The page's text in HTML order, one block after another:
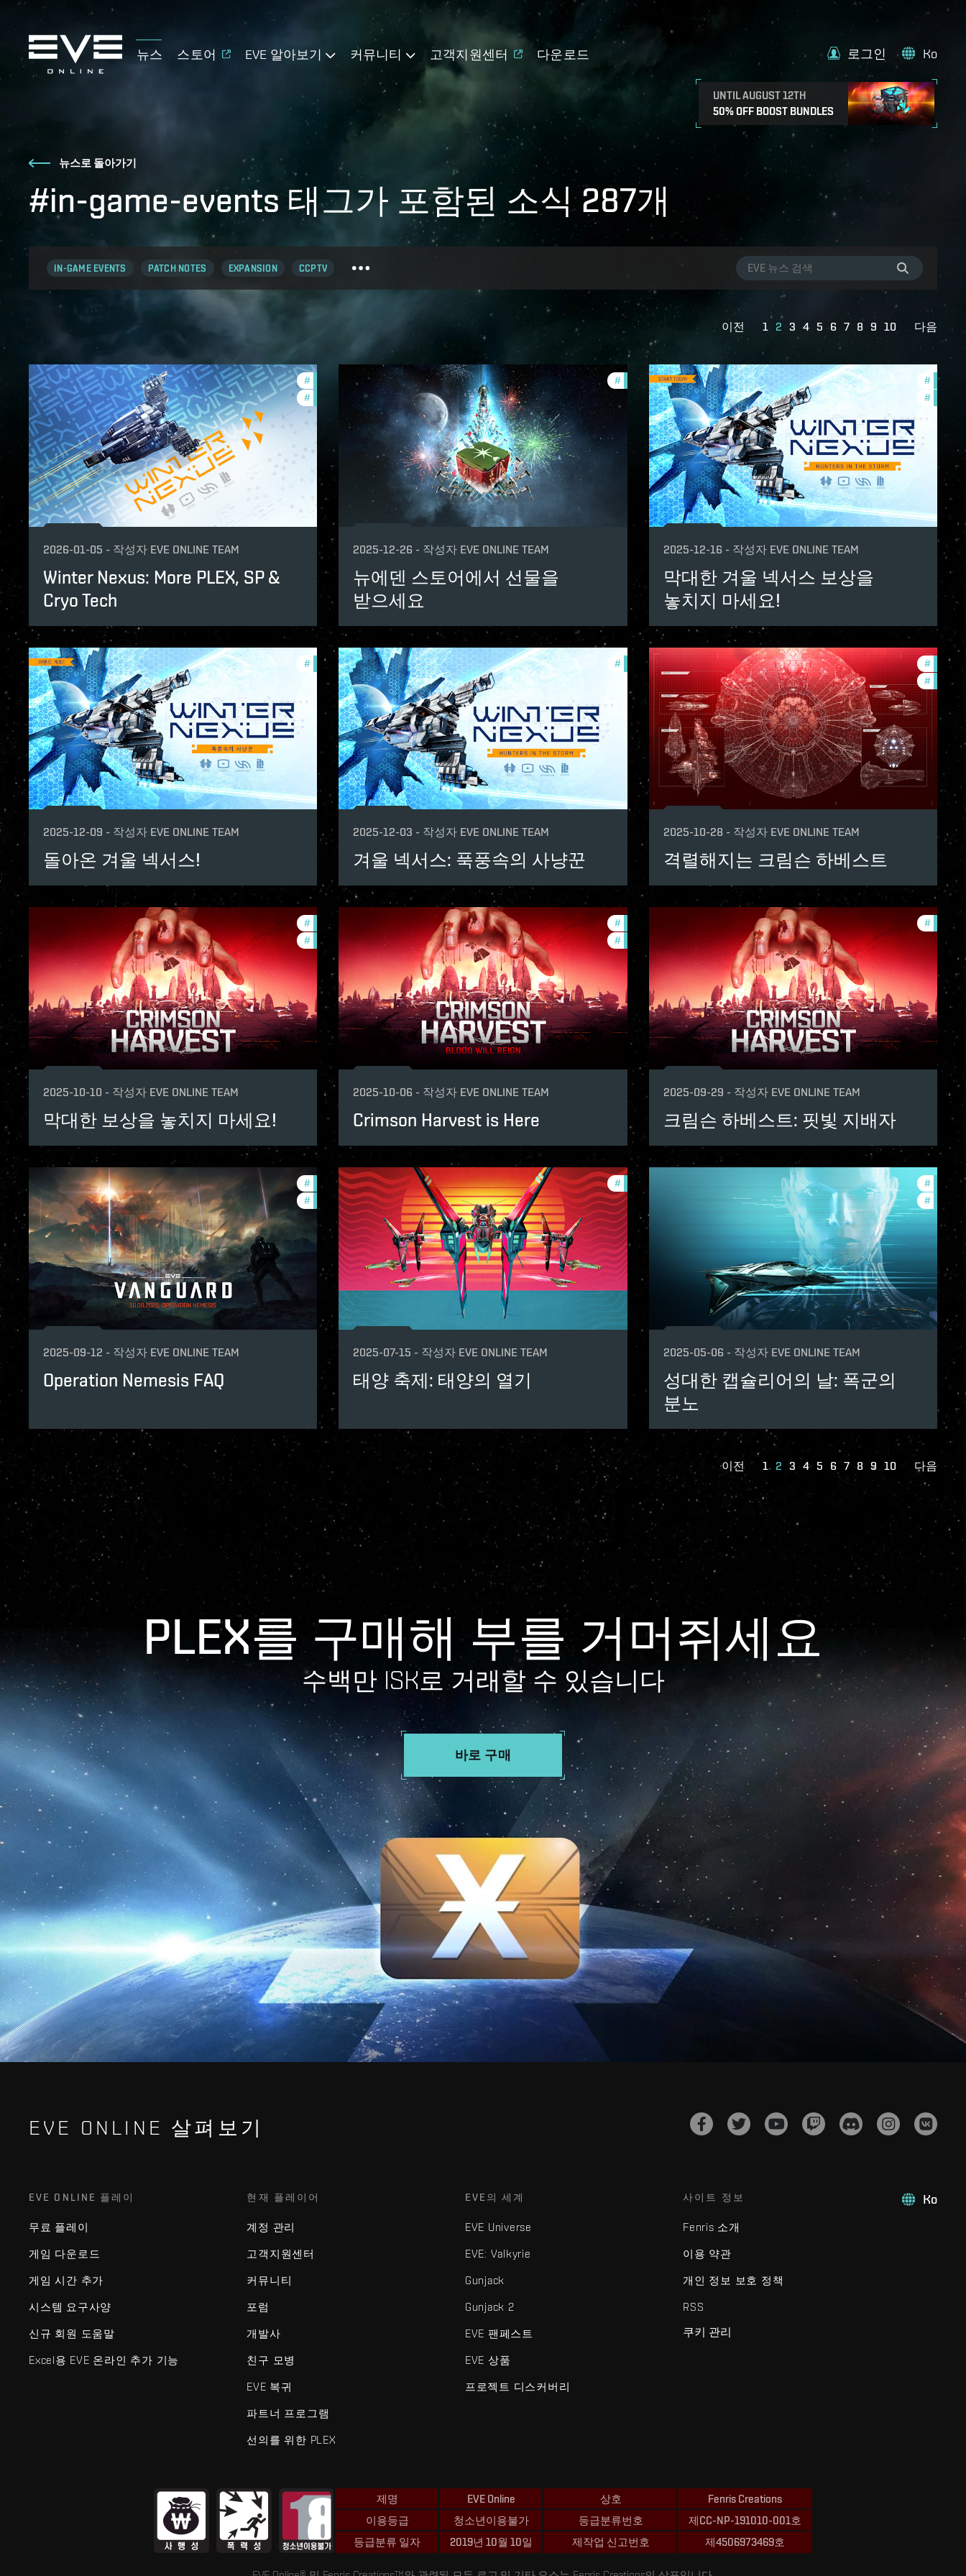
뉴스 스토어 EVE 알아보기 커뮤니티 고객지원센터 다운로드
UNTIL AUGUST 12TH
50% OFF BOOST BUNDLES
로그인 Ko
뉴스로 돌아가기
#in-game-events 태그가 포함된 소식 287개
IN-GAME EVENTS PATCH NOTES EXPANSION CCPTV
이전 1 2 3 4 5 6 7 8 9 10 다음
# in-game-events
#
2026-01-05 - 작성자 EVE ONLINE TEAM
Winter Nexus: More PLEX, SP &
Cryo Tech
#in-game-events
2025-12-26 - 작성자 EVE ONLINE TEAM
뉴에덴 스토어에서 선물을
받으세요
#in-
#offers
2025-12-16 - 작성자 EVE ONLINE TEAM
막대한 겨울 넥서스 보상을
놓치지 마세요!
# in-game-events
2025-12-09 - 작성자 EVE ONLINE TEAM
돌아온 겨울 넥서스!
#in-game-events
2025-12-03 - 작성자 EVE ONLINE TEAM
겨울 넥서스: 푹풍속의 사냥꾼
#in-
#offers
2025-10-28 - 작성자 EVE ONLINE TEAM
격렬해지는 크림슨 하베스트
#
# offers
2025-10-10 - 작성자 EVE ONLINE TEAM
막대한 보상을 놓치지 마세요!
#in-game-events
#offers
2025-10-06 - 작성자 EVE ONLINE TEAM
Crimson Harvest is Here
#in-
2025-09-29 - 작성자 EVE ONLINE TEAM
크림슨 하베스트: 핏빛 지배자
# eve-vanguard
# in-game-events
2025-09-12 - 작성자 EVE ONLINE TEAM
Operation Nemesis FAQ
#in-game-events
2025-07-15 - 작성자 EVE ONLINE TEAM
태양 축제: 태양의 열기
#in-
#offers
2025-05-06 - 작성자 EVE ONLINE TEAM
성대한 캡슐리어의 날: 폭군의
분노
이전 1 2 3 4 5 6 7 8 9 10 다음
PLEX를 구매해 부를 거머쥐세요
수백만 ISK로 거래할 수 있습니다
바로 구매
EVE ONLINE 살펴보기
Ko
EVE ONLINE 플레이
무료 플레이
게임 다운로드
게임 시간 추가
시스템 요구사양
신규 회원 도움말
Excel용 EVE 온라인 추가 기능
현재 플레이어
계정 관리
고객지원센터
커뮤니티
포럼
개발사
친구 모병
EVE 복귀
파트너 프로그램
선의를 위한 PLEX
EVE의 세계
EVE Universe
EVE: Valkyrie
Gunjack
Gunjack 2
EVE 팬페스트
EVE 상품
프로젝트 디스커버리
사이트 정보
Fenris 소개
이용 약관
개인 정보 보호 정책
RSS
쿠키 관리
제명
EVE Online
이용등급
청소년이용불가
등급분류 일자
2019년 10월 10일
상호
Fenris Creations
등급분류번호
제CC-NP-191010-001호
제작업 신고번호
제4506973469호